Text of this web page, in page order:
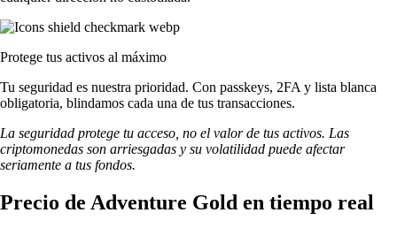
Protege tus activos al máximo
Tu seguridad es nuestra prioridad. Con passkeys, 2FA y lista blanca
obligatoria, blindamos cada una de tus transacciones.
La seguridad protege tu acceso, no el valor de tus activos. Las
criptomonedas son arriesgadas y su volatilidad puede afectar
seriamente a tus fondos.
Precio de Adventure Gold en tiempo real